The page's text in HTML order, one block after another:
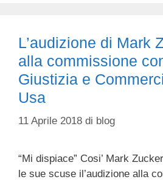
L’audizione di Mark
alla commissione
Giustizia e
Usa
11 Aprile 2018 di blog
“Mi dispiace” Cosi’ Mark
le sue scuse il’audizione alla